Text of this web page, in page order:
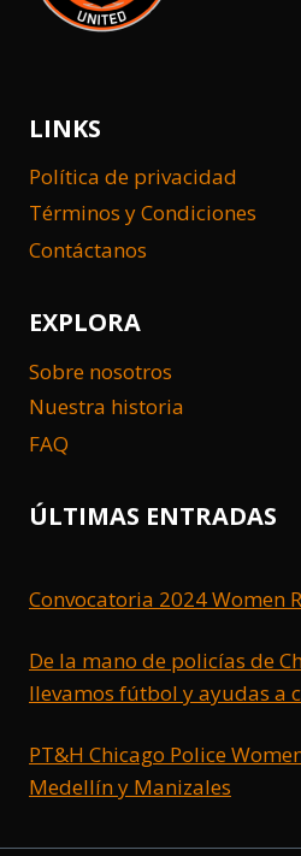
LINKS
Política de privacidad
Términos y Condiciones
Contáctanos
EXPLORA
Sobre nosotros
Nuestra historia
FAQ
ÚLTIMAS ENTRADAS
Convocatoria 2024 Women
De la mano de policías de
llevamos fútbol y ayudas a
PT&H Chicago Police
Medellín y Manizales